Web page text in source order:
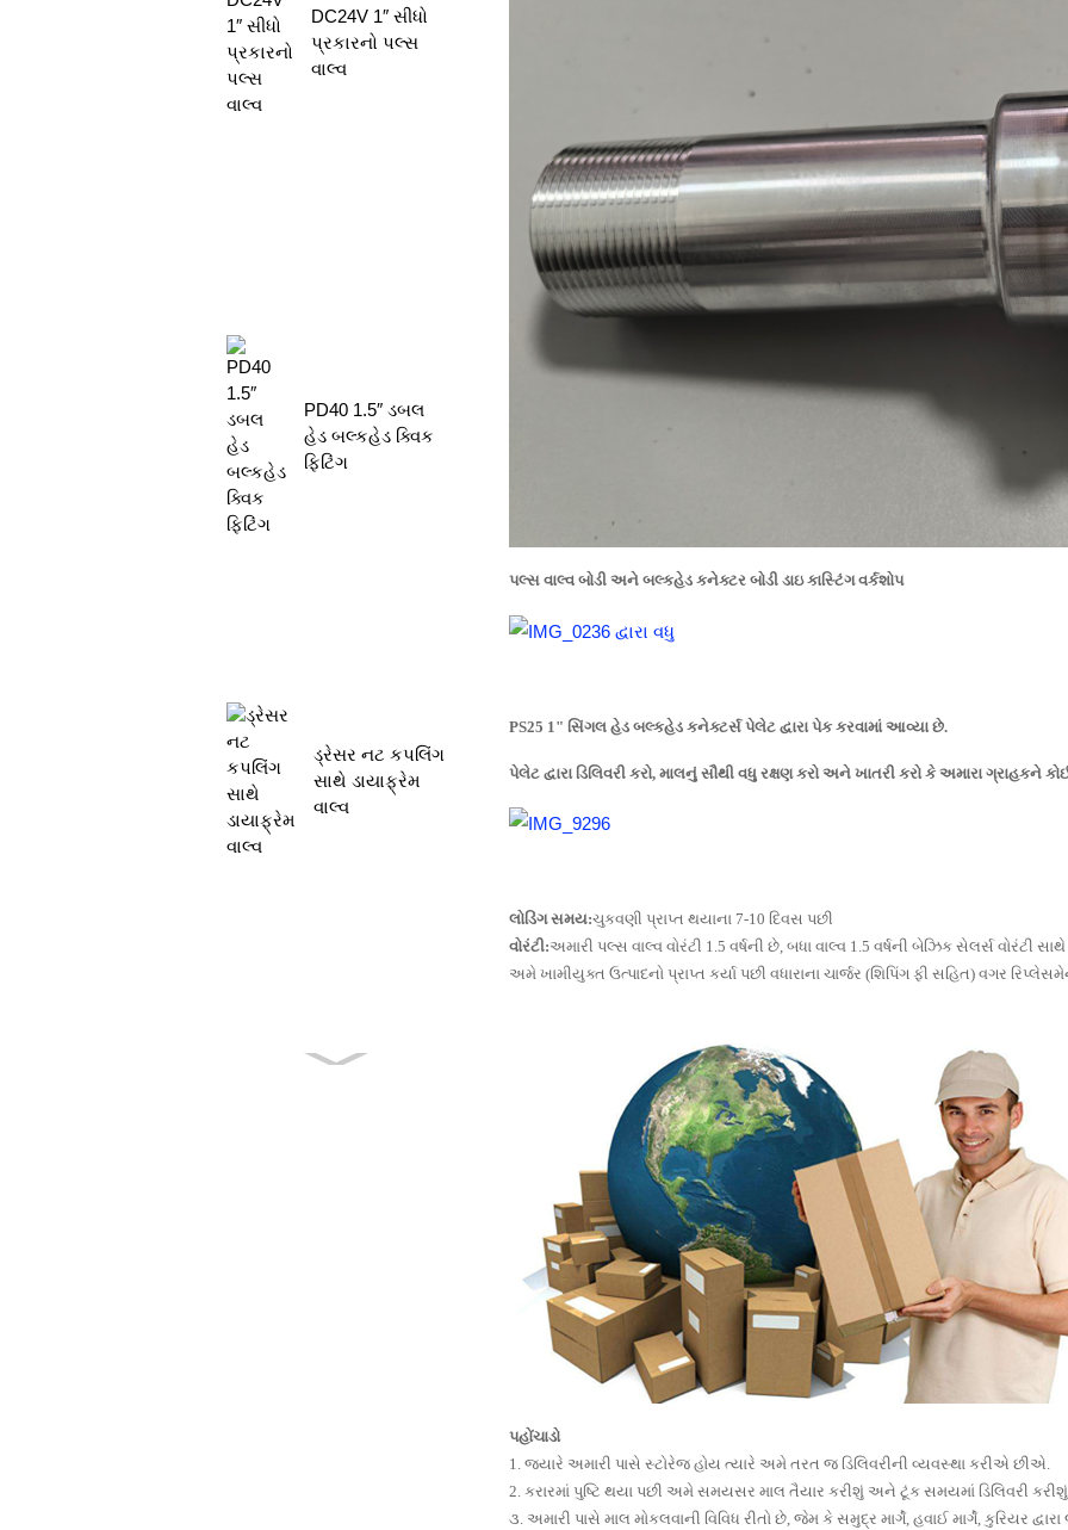
DC24V 1″ સીધો
પ્રકારનો પલ્સ
વાલ્વ
PD40 1.5″ ડબલ
હેડ બલ્કહેડ ક્વિક
ફિટિંગ
ડ્રેસર નટ કપલિંગ
સાથે ડાયાફ્રેમ
વાલ્વ
પલ્સ વાલ્વ બોડી અને બલ્કહેડ કનેક્ટર બોડી ડાઇ કાસ્ટિંગ વર્કશોપ
PS25 1" સિંગલ હેડ બલ્કહેડ કનેક્ટર્સ પેલેટ દ્વારા પેક કરવામાં આવ્યા છે.
પેલેટ દ્વારા ડિલિવરી કરો, માલનું સૌથી વધુ રક્ષણ કરો અને ખાતરી કરો કે અમારા ગ્રાહકને
લોડિંગ સમય:ચુકવણી પ્રાપ્ત થયાના 7-10 દિવસ પછી
વોરંટી:અમારી પલ્સ વાલ્વ વોરંટી 1.5 વર્ષની છે, બધા વાલ્વ 1.5 વર્ષની બેઝિક સેલર્સ વોરંટી
અમે ખામીયુક્ત ઉત્પાદનો પ્રાપ્ત કર્યા પછી વધારાના ચાર્જર (શિપિંગ ફી સહિત) વગર
પહોંચાડો
1. જ્યારે અમારી પાસે સ્ટોરેજ હોય ​​ત્યારે અમે તરત જ ડિલિવરીની વ્યવસ્થા કરીએ છીએ.
2. કરારમાં પુષ્ટિ થયા પછી અમે સમયસર માલ તૈયાર કરીશું અને ટૂંક સમયમાં ડિલિવરી
૩. અમારી પાસે માલ મોકલવાની વિવિધ રીતો છે, જેમ કે સમુદ્ર માર્ગે, હવાઈ માર્ગે, કુરિયર